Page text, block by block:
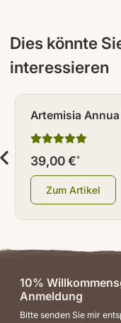
Dies könnte
interessieren
Artemisia
39,00 €*
Zum Artikel
10%
Anmeldung
Bitte senden Sie mir